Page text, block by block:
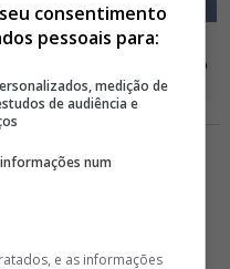
1904 - MARCO
A SUDAKOV
consentimento
pessoais para:
medição de
de audiência e
num
e as informações